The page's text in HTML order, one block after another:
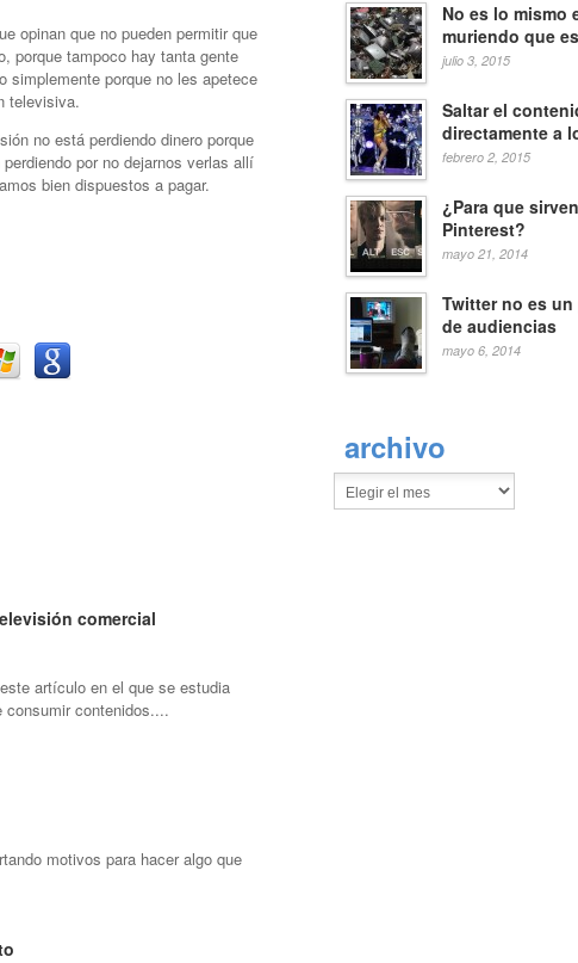
opinan que no pueden permitir que
porque tampoco hay tanta gente
simplemente porque no les apetece
televisiva.
no está perdiendo dinero porque
por no dejarnos verlas allí
bien dispuestos a pagar.
comercial
artículo en el que se estudia
consumir contenidos....
motivos para hacer algo que
No es lo mismo
muriendo que
julio 3, 2015
Saltar el
directamente a
febrero 2, 2015
¿Para que
Pinterest?
mayo 21, 2014
Twitter no es
de audiencias
mayo 6, 2014
archivo